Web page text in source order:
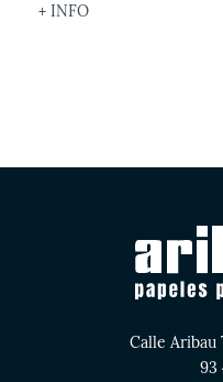
+ INFO
Calle Aribau
93